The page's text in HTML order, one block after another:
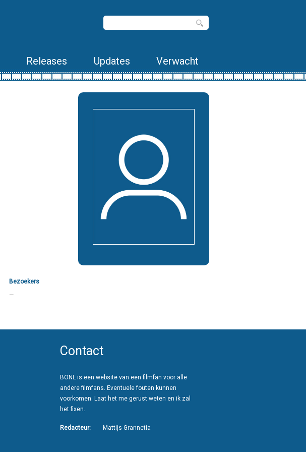
Releases Updates Verwacht
Bezoekers
—
Contact
BONL is een website van een filmfan voor alle
andere filmfans. Eventuele fouten kunnen
voorkomen. Laat het me gerust weten en ik zal
het fixen.
Redacteur: Mattijs Grannetia